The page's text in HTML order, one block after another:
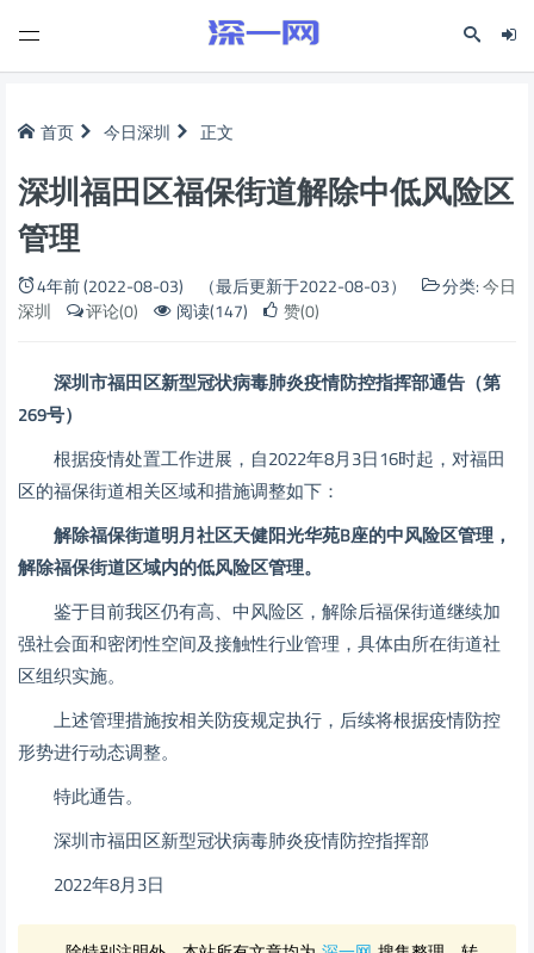
首页 今日深圳 正文
深圳福田区福保街道解除中低风险区
管理
4年前 (2022-08-03) （最后更新于2022-08-03） 分类:今日
深圳
评论(0) 阅读(147) 赞(0)
深圳市福田区新型冠状病毒肺炎疫情防控指挥部通告 （第
269号）
根据疫情处置工作进展，自2022年8月3日16时起，对福田
区的福保街道相关区域和措施调整如下：
解除福保街道明月社区天健阳光华苑B座的中风险区管理，
解除福保街道区域内的低风险区管理。
鉴于目前我区仍有高、中风险区，解除后福保街道继续加
强社会面和密闭性空间及接触性行业管理，具体由所在街道社
区组织实施。
上述管理措施按相关防疫规定执行，后续将根据疫情防控
形势进行动态调整。
特此通告。
深圳市福田区新型冠状病毒肺炎疫情防控指挥部
2022年8月3日